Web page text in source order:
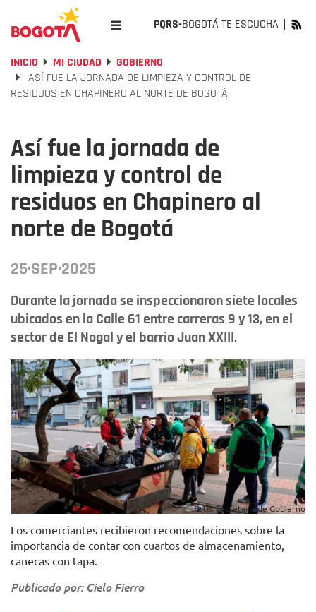
PQRS-BOGOTÁ TE ESCUCHA
INICIO MI CIUDAD
GOBIERNO
ASÍ FUE LA JORNADA DE LIMPIEZA Y CONTROL DE
RESIDUOS EN CHAPINERO AL NORTE DE BOGOTÁ
Así fue la jornada de
limpieza y control de
residuos en Chapinero al
norte de Bogotá
25·SEP·2025
Durante la jornada se inspeccionaron siete locales
ubicados en la Calle 61 entre carreras 9 y 13, en el
sector de El Nogal y el barrio Juan XXIII.
Foto: Secretaría de Gobierno
Los comerciantes recibieron recomendaciones sobre la
importancia de contar con cuartos de almacenamiento,
canecas con tapa.
Publicado por: Cielo Fierro